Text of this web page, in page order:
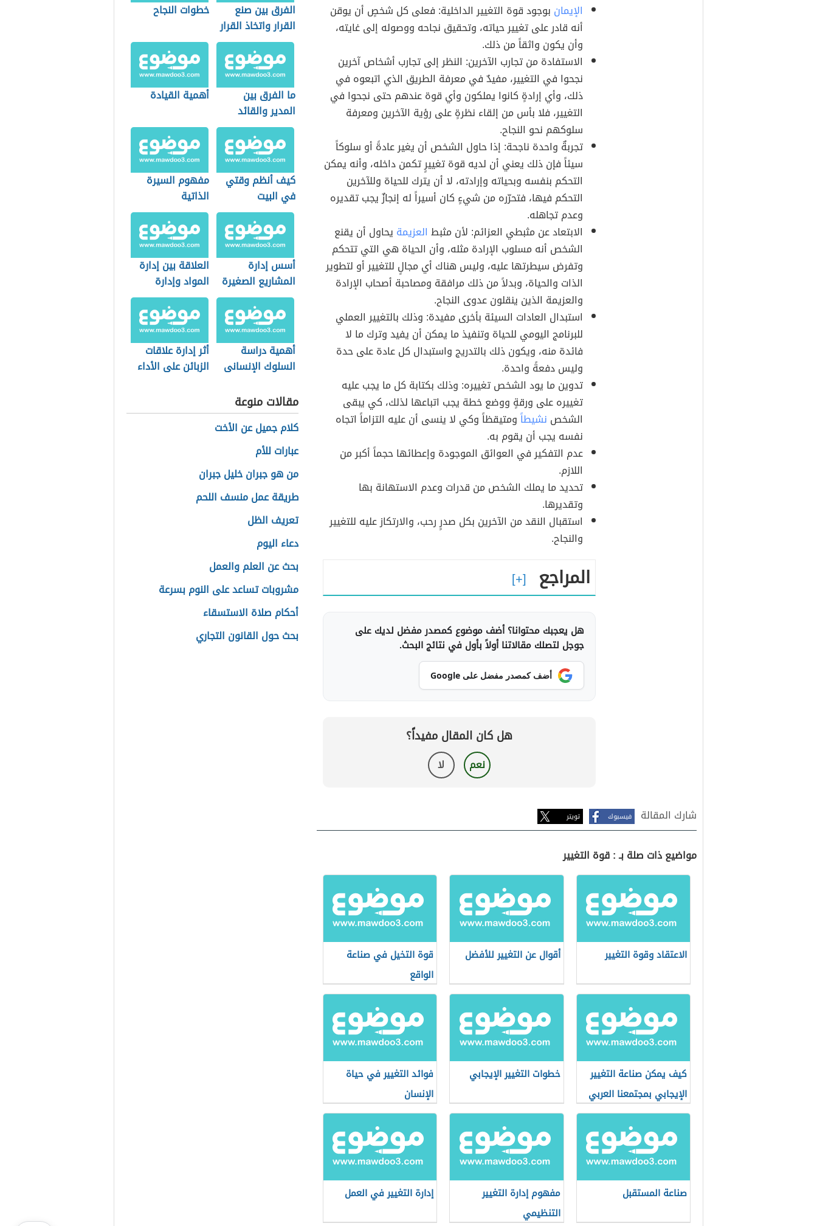
الإيمان بوجود قوة التغيير الداخلية: فعلى كل شخصٍ أن يوقن
أنه قادر على تغيير حياته، وتحقيق نجاحه ووصوله إلى غايته،
وأن يكون واثقاً من ذلك.
الاستفادة من تجارب الآخرين: النظر إلى تجارب أشخاص آخرين
نجحوا في التغيير، مفيدٌ في معرفة الطريق الذي اتبعوه في
ذلك، وأي إرادةٍ كانوا يملكون وأي قوة عندهم حتى نجحوا في
التغيير، فلا بأس من إلقاء نظرةٍ على رؤية الآخرين ومعرفة
سلوكهم نحو النجاح.
تجربةٌ واحدة ناجحة: إذا حاول الشخص أن يغير عادةً أو سلوكاً
سيئاً فإن ذلك يعني أن لديه قوة تغييرٍ تكمن داخله، وأنه يمكن
التحكم بنفسه وبحياته وإرادته، لا أن يترك للحياة وللآخرين
التحكم فيها، فتحرّره من شيءٍ كان أسيراً له إنجازٌ يجب تقديره
وعدم تجاهله.
الابتعاد عن مثبطي العزائم: لأن مثبط العزيمة يحاول أن يقنع
الشخص أنه مسلوب الإرادة مثله، وأن الحياة هي التي تتحكم
وتفرض سيطرتها عليه، وليس هناك أي مجالٍ للتغيير أو لتطوير
الذات والحياة، وبدلاً من ذلك مرافقة ومصاحبة أصحاب الإرادة
والعزيمة الذين ينقلون عدوى النجاح.
استبدال العادات السيئة بأخرى مفيدة: وذلك بالتغيير العملي
للبرنامج اليومي للحياة وتنفيذ ما يمكن أن يفيد وترك ما لا
فائدة منه، ويكون ذلك بالتدريج واستبدال كل عادة على حدة
وليس دفعةً واحدة.
تدوين ما يود الشخص تغييره: وذلك بكتابة كل ما يجب عليه
تغييره على ورقةٍ ووضع خطة يجب اتباعها لذلك، كي يبقى
الشخص نشيطاًومتيقظاً وكي لا ينسى أن عليه التزاماً اتجاه
نفسه يجب أن يقوم به.
عدم التفكير في العوائق الموجودة وإعطائها حجماً أكبر من
اللازم.
تحديد ما يملك الشخص من قدرات وعدم الاستهانة بها
وتقديرها.
استقبال النقد من الآخرين بكل صدرٍ رحب، والارتكاز عليه للتغيير
والنجاح.
المراجع
هل يعجبك محتوانا؟ أضف موضوع كمصدر مفضل لديك على
جوجل لتصلك مقالاتنا أولاً بأول في نتائج البحث.
أضف كمصدر مفضل على Google
هل كان المقال مفيداً؟
نعم لا
شارك المقالة فيسبوك تويتر
مواضيع ذات صلة بـ : قوة التغيير
الاعتقاد وقوة التغيير أقوال عن التغيير للأفضل
قوة التخيل في صناعة
الواقع
كيف يمكن صناعة التغيير
الإيجابي بمجتمعنا العربي
خطوات التغيير الإيجابي
فوائد التغيير في حياة
الإنسان
صناعة المستقبل
مفهوم إدارة التغيير
التنظيمي
إدارة التغيير في العمل
الفرق بين صنع
القرار واتخاذ القرار
خطوات النجاح
ما الفرق بين
المدير والقائد
أهمية القيادة
كيف أنظم وقتي
في البيت
مفهوم السيرة
الذاتية
أسس إدارة
المشاريع الصغيرة
العلاقة بين إدارة
المواد وإدارة
الإنتاج
أهمية دراسة
السلوك الإنسانى
أثر إدارة علاقات
الزبائن على الأداء
مقالات منوعة
كلام جميل عن الأخت
عبارات للأم
من هو جبران خليل جبران
طريقة عمل منسف اللحم
تعريف الظل
دعاء اليوم
بحث عن العلم والعمل
مشروبات تساعد على النوم بسرعة
أحكام صلاة الاستسقاء
بحث حول القانون التجاري